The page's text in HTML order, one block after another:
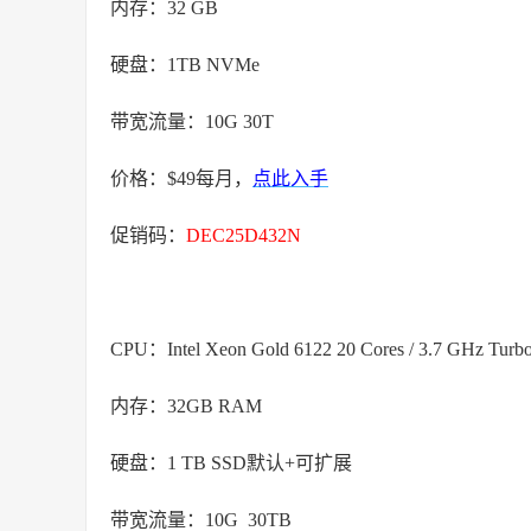
内存：32 GB
硬盘：1TB NVMe
带宽流量：10G 30T
价格：$49每月， 点此入手
促销码： DEC25D432N
CPU：Intel Xeon Gold 6122 20 Cores / 3.7 GHz
内存：32GB RAM
硬盘：1 TB SSD默认+可扩展
带宽流量：10G 30TB